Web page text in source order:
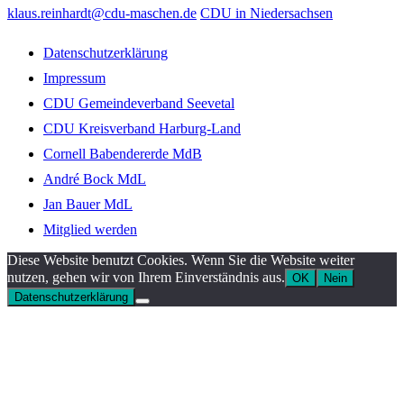
klaus.reinhardt@cdu-maschen.de CDU in Niedersachsen
Datenschutzerklärung
Impressum
CDU Gemeindeverband Seevetal
CDU Kreisverband Harburg-Land
Cornell Babendererde MdB
André Bock MdL
Jan Bauer MdL
Mitglied werden
Diese Website benutzt Cookies. Wenn Sie die Website weiter
nutzen, gehen wir von Ihrem Einverständnis aus. OK
Nein
Datenschutzerklärung